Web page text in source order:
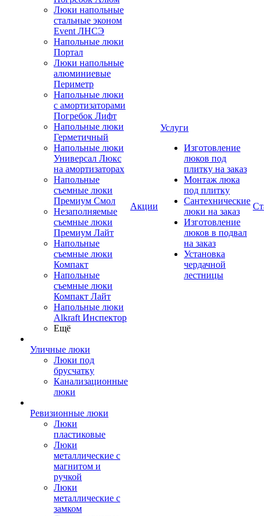
Люки напольные
стальные эконом
Event ЛНСЭ
Напольные люки
Портал
Люки напольные
алюминиевые
Периметр
Напольные люки
с амортизаторами
Погребок Лифт
Напольные люки
Герметичный
Напольные люки
Универсал Люкс
на амортизаторах
Напольные
съемные люки
Премиум Смол
Незаполняемые
съемные люки
Премиум Лайт
Напольные
съемные люки
Компакт
Напольные
съемные люки
Компакт Лайт
Напольные люки
Alkraft Инспектор
Ещё
Уличные люки
Люки под
брусчатку
Канализационные
люки
Ревизионные люки
Люки
пластиковые
Люки
металлические с
магнитом и
ручкой
Люки
металлические с
замком
Акции
Услуги
Изготовление
люков под
плитку на заказ
Монтаж люка
под плитку
Сантехнические
люки на заказ
Изготовление
люков в подвал
на заказ
Установка
чердачной
лестницы